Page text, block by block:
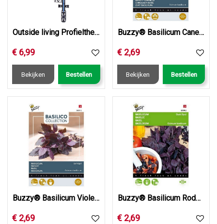
Outside living Profielthermomtr galilei 2 kunststf
€ 6,99
Bekijken Bestellen
Buzzy® Basilicum Canella
€ 2,69
Bekijken Bestellen
Buzzy® Basilicum Violetto Aromatico
€ 2,69
Buzzy® Basilicum Rode - Dark Opal
€ 2,69